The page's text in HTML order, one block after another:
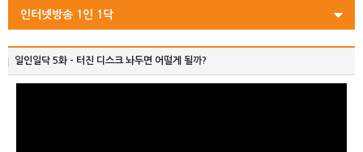
인터넷방송 1인 1닥
일인일닥 5화 - 터진 디스크 놔두면 어떨게 될까?